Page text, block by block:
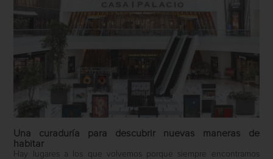
Una curaduría para descubrir nuevas maneras de
habitar
Hay lugares a los que volvemos porque siempre encontramos